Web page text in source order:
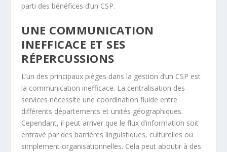
parti des bénéfices d’un CSP.
UNE COMMUNICATION
INEFFICACE ET SES
RÉPERCUSSIONS
L’un des principaux pièges dans la gestion d’un CSP est
la communication inefficace. La centralisation des
services nécessite une coordination fluide entre
différents départements et unités géographiques.
Cependant, il peut arriver que le flux d’information soit
entravé par des barrières linguistiques, culturelles ou
simplement organisationnelles. Cela peut aboutir à des